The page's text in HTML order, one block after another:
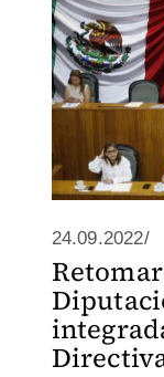
24.09.2022/